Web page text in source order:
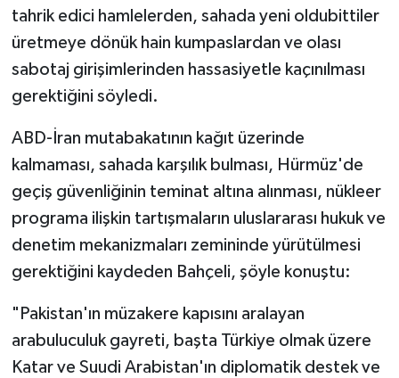
tahrik edici hamlelerden, sahada yeni oldubittiler
üretmeye dönük hain kumpaslardan ve olası
sabotaj girişimlerinden hassasiyetle kaçınılması
gerektiğini söyledi.
ABD-İran mutabakatının kağıt üzerinde
kalmaması, sahada karşılık bulması, Hürmüz'de
geçiş güvenliğinin teminat altına alınması, nükleer
programa ilişkin tartışmaların uluslararası hukuk ve
denetim mekanizmaları zemininde yürütülmesi
gerektiğini kaydeden Bahçeli, şöyle konuştu:
"Pakistan'ın müzakere kapısını aralayan
arabuluculuk gayreti, başta Türkiye olmak üzere
Katar ve Suudi Arabistan'ın diplomatik destek ve